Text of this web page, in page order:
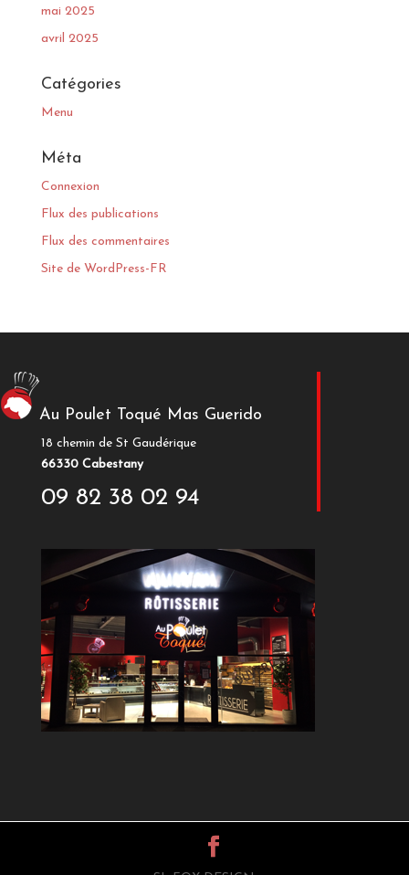
mai 2025
avril 2025
Catégories
Menu
Méta
Connexion
Flux des publications
Flux des commentaires
Site de WordPress-FR
Au Poulet Toqué Mas Guerido
18 chemin de St Gaudérique
66330 Cabestany
09 82 38 02 94